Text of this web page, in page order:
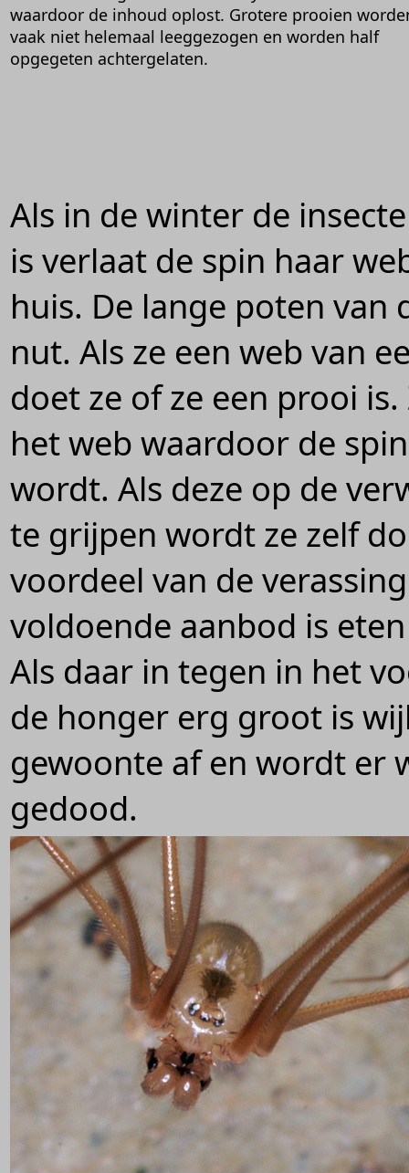
waardoor de inhoud oplost. Grotere prooien
vaak niet helemaal leeggezogen en worden half
opgegeten achtergelaten.
Als in de winter de
is verlaat de spin haar
huis. De lange poten van
nut. Als ze een web van
doet ze of ze een prooi
het web waardoor de
wordt. Als deze op de
te grijpen wordt ze zelf
voordeel van de
voldoende aanbod is
Als daar in tegen in het
de honger erg groot is
gewoonte af en wordt er
gedood.